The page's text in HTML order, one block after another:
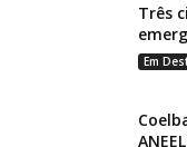
Três
Em